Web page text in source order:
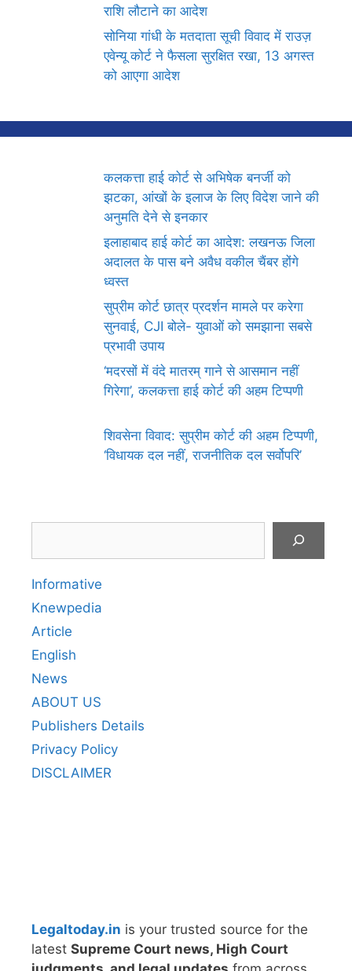
राशि लौटाने का आदेश
सोनिया गांधी के मतदाता सूची विवाद में राउज़
एवेन्यू कोर्ट ने फैसला सुरक्षित रखा, 13 अगस्त
को आएगा आदेश
कलकत्ता हाई कोर्ट से अभिषेक बनर्जी को
झटका, आंखों के इलाज के लिए विदेश जाने की
अनुमति देने से इनकार
इलाहाबाद हाई कोर्ट का आदेश: लखनऊ जिला
अदालत के पास बने अवैध वकील चैंबर होंगे
ध्वस्त
सुप्रीम कोर्ट छात्र प्रदर्शन मामले पर करेगा
सुनवाई, CJI बोले- युवाओं को समझाना सबसे
प्रभावी उपाय
‘मदरसों में वंदे मातरम् गाने से आसमान नहीं
गिरेगा’, कलकत्ता हाई कोर्ट की अहम टिप्पणी
शिवसेना विवाद: सुप्रीम कोर्ट की अहम टिप्पणी,
‘विधायक दल नहीं, राजनीतिक दल सर्वोपरि’
Informative
Knewpedia
Article
English
News
ABOUT US
Publishers Details
Privacy Policy
DISCLAIMER
Legaltoday.in is your trusted source for the
latest Supreme Court news, High Court